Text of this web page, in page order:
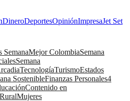
DineroDeportesOpiniónImpresaJet Set
SemanaMejor ColombiaSemana
Semana
TecnologíaTurismoEstados
SostenibleFinanzas Personales4
Contenido en
Mujeres